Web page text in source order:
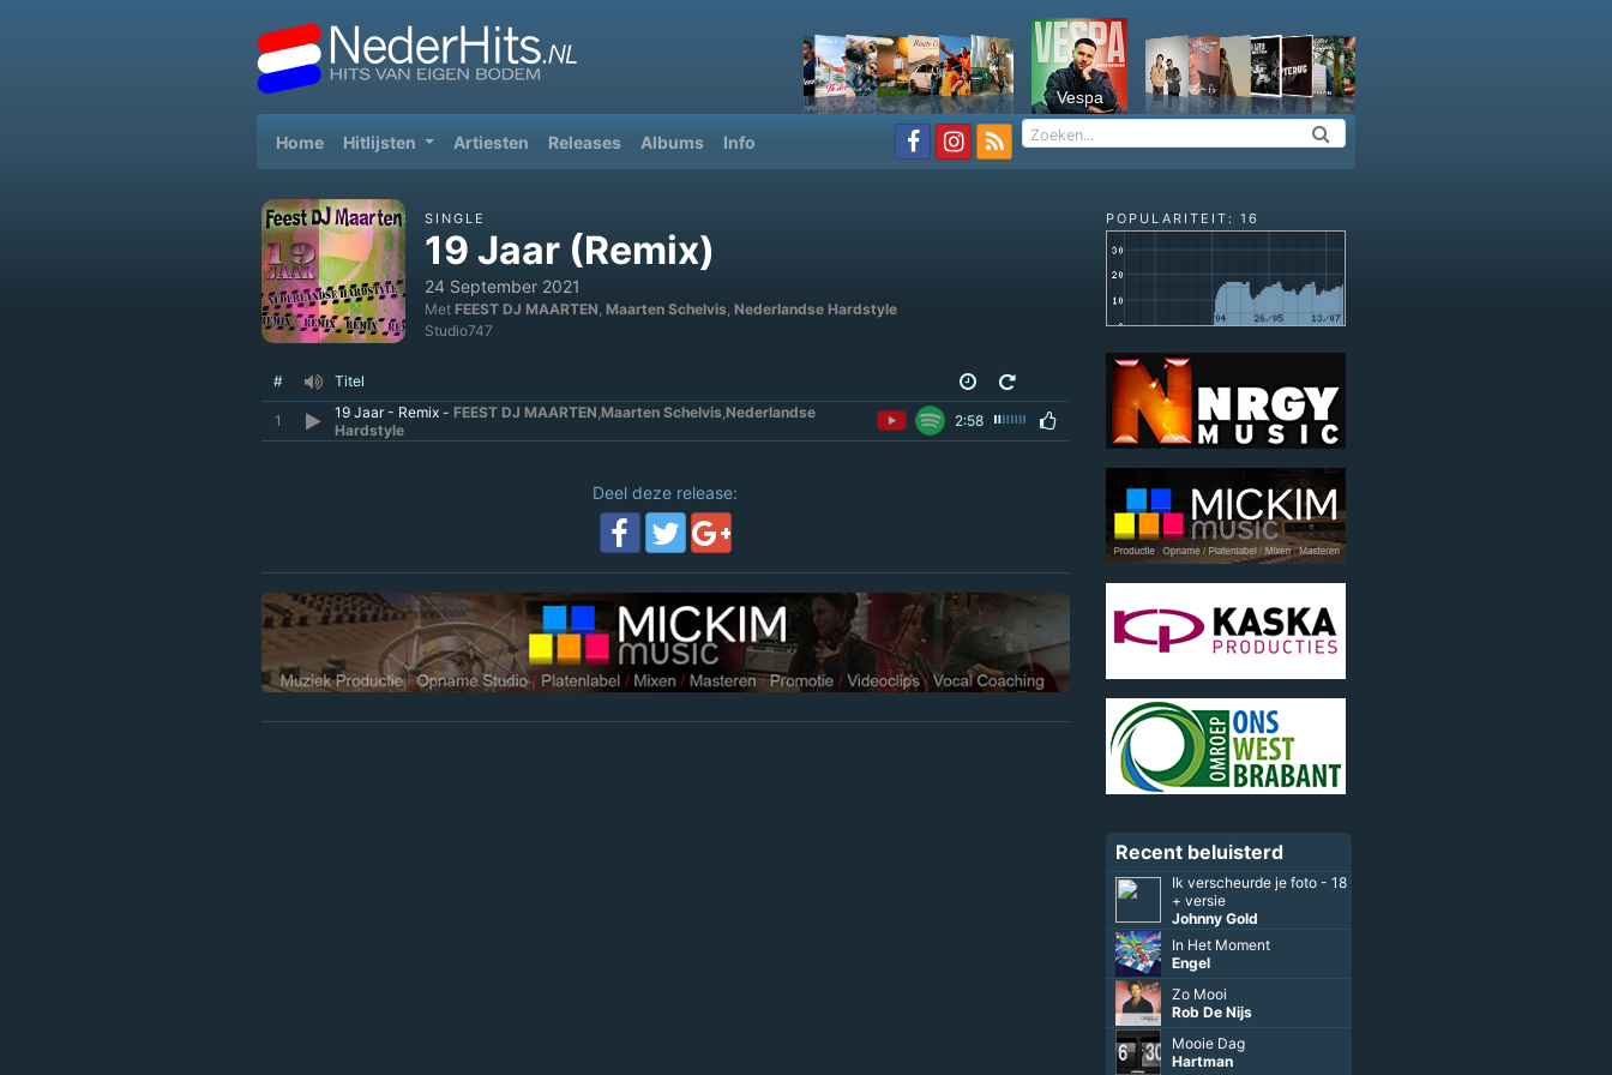
Vespa
Home(current)
Hitlijsten Artiesten Releases Albums Info
SINGLE
19 Jaar (Remix)
24 September 2021
Met FEEST DJ MAARTEN, Maarten Schelvis, Nederlandse Hardstyle
Studio747
# Titel
1 19 Jaar - Remix - FEEST DJ MAARTEN,Maarten Schelvis,Nederlandse
Hardstyle
2:58
Deel deze release:
POPULARITEIT: 16
Recent beluisterd
Ik verscheurde je foto - 18
+ versie
Johnny Gold
In Het Moment
Engel
Zo Mooi
Rob De Nijs
Mooie Dag
Hartman